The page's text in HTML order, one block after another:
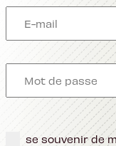
se souvenir de